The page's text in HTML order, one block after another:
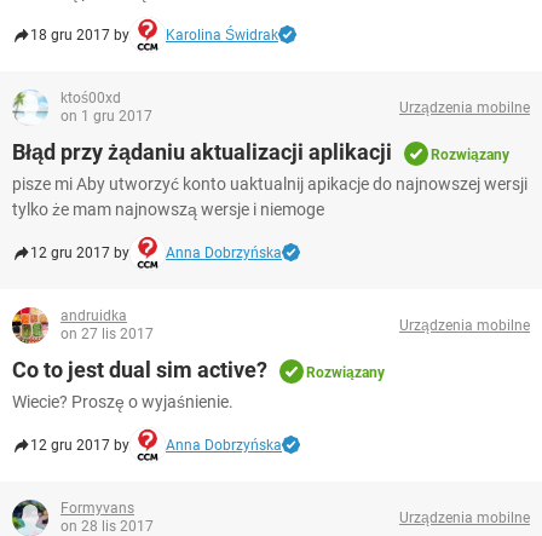
18 gru 2017 by Karolina Świdrak
ktoś00xd
on 1 gru 2017
Urządzenia mobilne
Błąd przy żądaniu aktualizacji aplikacji Rozwiązany
pisze mi Aby utworzyć konto uaktualnij apikacje do najnowszej wersji
tylko że mam najnowszą wersje i niemoge
12 gru 2017 by Anna Dobrzyńska
andruidka
on 27 lis 2017
Urządzenia mobilne
Co to jest dual sim active? Rozwiązany
Wiecie? Proszę o wyjaśnienie.
12 gru 2017 by Anna Dobrzyńska
Formyvans
on 28 lis 2017
Urządzenia mobilne